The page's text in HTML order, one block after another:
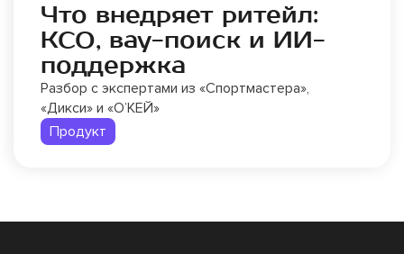
Что внедряет ритейл:
КСО, вау-поиск и ИИ-
поддержка
Разбор с экспертами из «Спортмастера»,
«Дикси» и «О’КЕЙ»
Продукт